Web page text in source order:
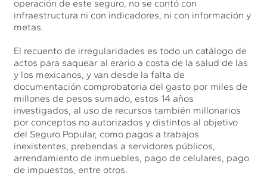
operación de este seguro, no se contó con
infraestructura ni con indicadores, ni con información y
metas.
El recuento de irregularidades es todo un catálogo de
actos para saquear al erario a costa de la salud de las
y los mexicanos, y van desde la falta de
documentación comprobatoria del gasto por miles de
millones de pesos sumado, estos 14 años
investigados, al uso de recursos también millonarios
por conceptos no autorizados y distintos al objetivo
del Seguro Popular, como pagos a trabajos
inexistentes, prebendas a servidores públicos,
arrendamiento de inmuebles, pago de celulares, pago
de impuestos, entre otros.